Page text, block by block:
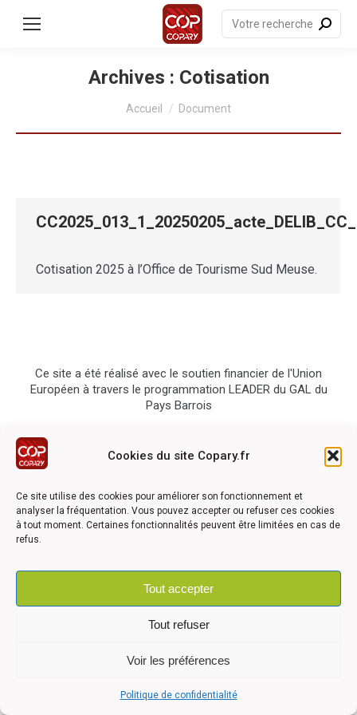
Cookies du site Copary.fr
Ce site utilise des cookies pour améliorer son fonctionnement et
analyser la fréquentation. Vous pouvez accepter ou refuser ces cookies
à tout moment. Certaines fonctionnalités peuvent être limitées en cas de
refus.
Tout accepter
Tout refuser
Voir les préférences
Politique de confidentialité
principal
Recherche
:
Archives : Cotisation
Accueil Document
Cotisation 2025 à l’Office de Tourisme Sud Meuse.
Ce site a été réalisé avec le soutien financier de l'Union
Européen à travers le programmation LEADER du GAL du
Pays Barrois
©2026 COPARY - Tous droits réservés - Création agenceArticom
Politique de confidentialité
d'accessibilité